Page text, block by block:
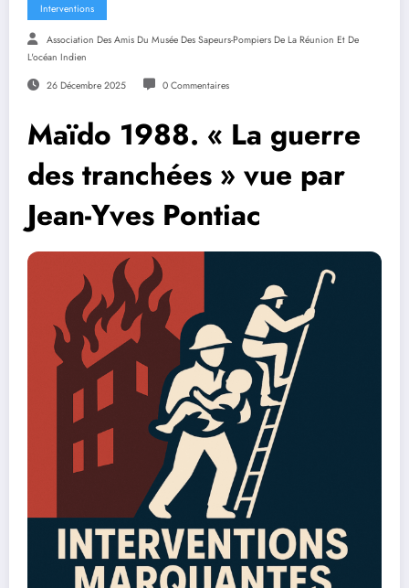
Interventions
Association Des Amis Du Musée Des Sapeurs-Pompiers De La Réunion Et De
L'océan Indien
26 Décembre 2025 0 Commentaires
Maïdo 1988. « La guerre
des tranchées » vue par
Jean-Yves Pontiac